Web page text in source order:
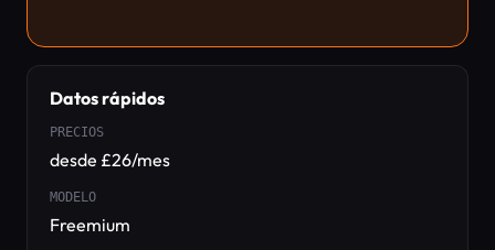
Datos rápidos
PRECIOS
desde £26/mes
MODELO
Freemium